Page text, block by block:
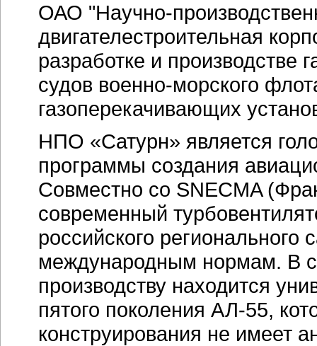
ОАО "Научно-
двигателестроительная
разработке и производстве
судов военно-морского
газоперекачивающих
НПО «Сатурн» является
программы создания
Совместно со SNECMA
современный
российского
международным нормам. В
производству находится
пятого поколения АЛ-55,
конструирования не имеет